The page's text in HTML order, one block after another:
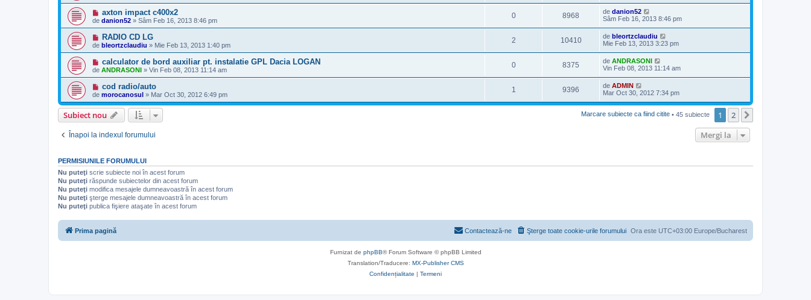
axton impact c400x2
de danion52 » Sâm Feb 16, 2013 8:46 pm
0 8968 de danion52
Sâm Feb 16, 2013 8:46 pm
RADIO CD LG
de bleortzclaudiu » Mie Feb 13, 2013 1:40 pm
2 10410 de bleortzclaudiu
Mie Feb 13, 2013 3:23 pm
calculator de bord auxiliar pt. instalatie GPL Dacia LOGAN
de ANDRASONI » Vin Feb 08, 2013 11:14 am
0 8375 de ANDRASONI
Vin Feb 08, 2013 11:14 am
cod radio/auto
de morocanosul » Mar Oct 30, 2012 6:49 pm
1 9396 de ADMIN
Mar Oct 30, 2012 7:34 pm
Subiect nou Marcare subiecte ca fiind citite • 45 subiecte 1 2
Înapoi la indexul forumului Mergi la
PERMISIUNILE FORUMULUI
Nu puteţi scrie subiecte noi în acest forum
Nu puteţi răspunde subiectelor din acest forum
Nu puteţi modifica mesajele dumneavoastră în acest forum
Nu puteţi şterge mesajele dumneavoastră în acest forum
Nu puteţi publica fişiere ataşate în acest forum
Prima pagină Ora este UTC+03:00 Europe/Bucharest
Şterge toate cookie-urile forumului
Contactează-ne
Furnizat de phpBB® Forum Software © phpBB Limited
Translation/Traducere: MX-Publisher CMS
Confidențialitate | Termeni